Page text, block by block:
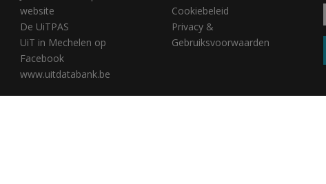
website
De UiTPAS
UiT in Mechelen op
Facebook
www.uitdatabank.be
Cookiebeleid
Privacy &
Gebruiksvoorwaarden